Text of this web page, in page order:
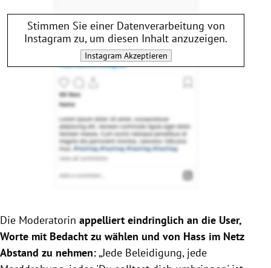
Stimmen Sie einer Datenverarbeitung von
Instagram zu, um diesen Inhalt anzuzeigen.
InstagramAkzeptieren
Die Moderatorin appelliert eindringlich an die User,
Worte mit Bedacht zu wählen und von Hass im Netz
Abstand zu nehmen:„Jede Beleidigung, jede